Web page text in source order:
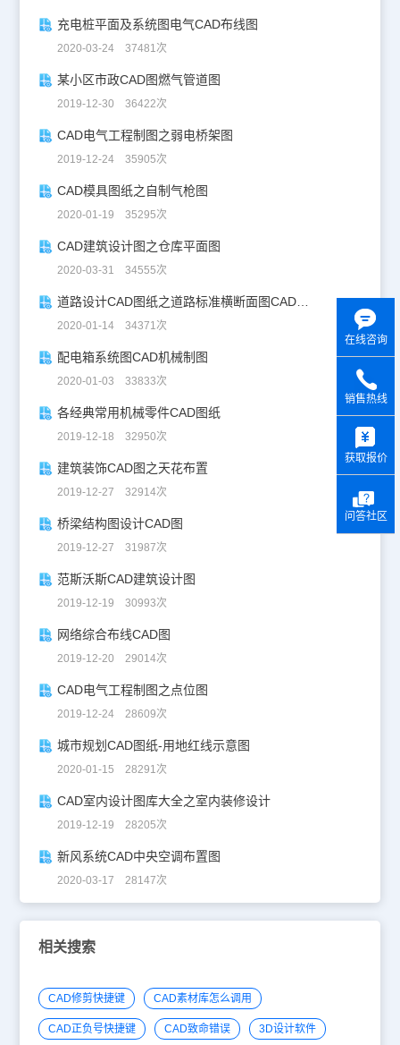
充电桩平面及系统图电气CAD布线图
2020-03-24 37481次
某小区市政CAD图燃气管道图
2019-12-30 36422次
CAD电气工程制图之弱电桥架图
2019-12-24 35905次
CAD模具图纸之自制气枪图
2020-01-19 35295次
CAD建筑设计图之仓库平面图
2020-03-31 34555次
道路设计CAD图纸之道路标准横断面图CAD图纸
2020-01-14 34371次
配电箱系统图CAD机械制图
2020-01-03 33833次
各经典常用机械零件CAD图纸
2019-12-18 32950次
建筑装饰CAD图之天花布置
2019-12-27 32914次
桥梁结构图设计CAD图
2019-12-27 31987次
范斯沃斯CAD建筑设计图
2019-12-19 30993次
网络综合布线CAD图
2019-12-20 29014次
CAD电气工程制图之点位图
2019-12-24 28609次
城市规划CAD图纸-用地红线示意图
2020-01-15 28291次
CAD室内设计图库大全之室内装修设计
2019-12-19 28205次
新风系统CAD中央空调布置图
2020-03-17 28147次
相关搜索
CAD修剪快捷键 CAD素材库怎么调用
CAD正负号快捷键 CAD致命错误 3D设计软件
在线咨询
销售热线
获取报价
问答社区